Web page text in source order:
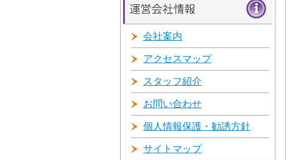
会社案内
アクセスマップ
スタッフ紹介
お問い合わせ
個人情報保護・勧誘方針
サイトマップ